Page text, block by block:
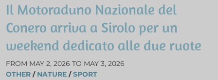
Il Motoraduno Nazionale del
Conero arriva a Sirolo per un
weekend dedicato alle due ruote
FROM MAY 2, 2026 TO MAY 3, 2026
OTHER / NATURE /SPORT